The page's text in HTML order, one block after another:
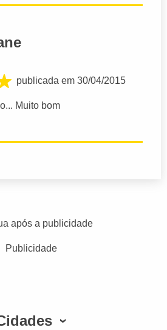
publicada em 30/04/2015
Muito bom
após a publicidade
Publicidade